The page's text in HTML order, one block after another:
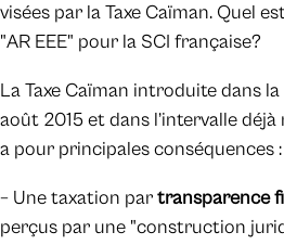
visées par la Taxe Caïman. Quel
"AR EEE" pour la SCI française?
La Taxe Caïman introduite dans
août 2015 et dans l’intervalle
a pour principales conséquences :
– Une taxation partransparence
perçus par une "construction